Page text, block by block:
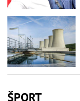
ŠPORT